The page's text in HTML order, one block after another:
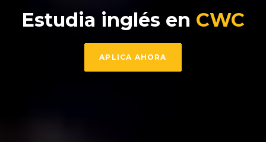
Estudia inglés en CWC
APLICA AHORA